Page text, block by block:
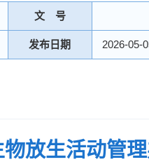
文 号
发布日期 2026-05-
放生活动管